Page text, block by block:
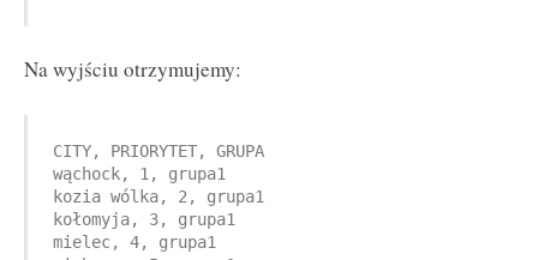
Na wyjściu otrzymujemy:
CITY, PRIORYTET, GRUPA
wąchock, 1, grupa1
kozia wólka, 2, grupa1
kołomyja, 3, grupa1
mielec, 4, grupa1